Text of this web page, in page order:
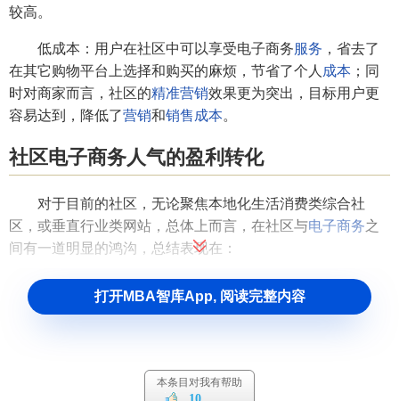
较高。
低成本：用户在社区中可以享受电子商务服务 ，省去了
在其它购物平台上选择和购买的麻烦，节省了个人 成本 ；同
时对商家而言，社区的精准营销效果更为突出，目标用户更
容易达到，降低了营销和销售成本。
社区电子商务人气的盈利转化
对于目前的社区，无论聚焦本地化生活消费类综合社
区，或垂直行业类网站，总体上而言，在社区与电子商务之
间有一道明显的鸿沟，总结表现在：
1.购物需求碎片化
展示数量受限，决定了用户根据自身喜好过滤内容，从
打开MBA智库App, 阅读完整内容
本条目对我有帮助